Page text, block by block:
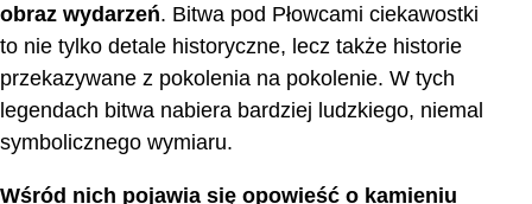
obraz wydarzeń. Bitwa pod Płowcami ciekawostki
to nie tylko detale historyczne, lecz także historie
przekazywane z pokolenia na pokolenie. W tych
legendach bitwa nabiera bardziej ludzkiego, niemal
symbolicznego wymiaru.
Wśród nich pojawia się opowieść o kamieniu